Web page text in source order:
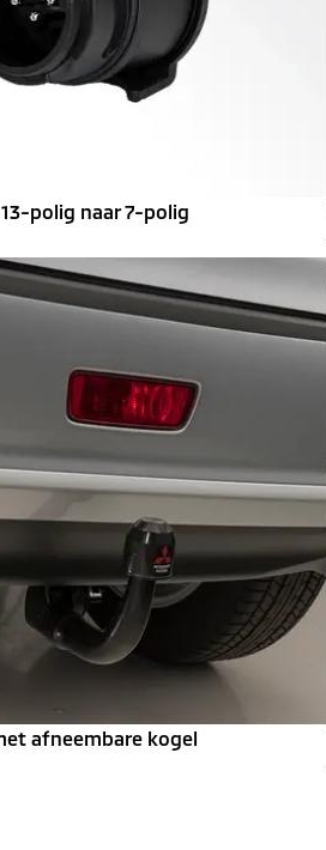
polig naar 7-polig
afneembare kogel